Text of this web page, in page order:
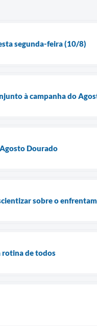
segunda-feira (10/8)
à campanha do
Dourado
sobre o
rotina de todos